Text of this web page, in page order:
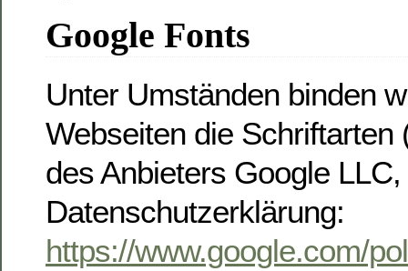
Google Fonts
Unter Umständen binden
Webseiten die Schriftarten
des Anbieters Google
Datenschutzerklärung:
https://www.google.com/